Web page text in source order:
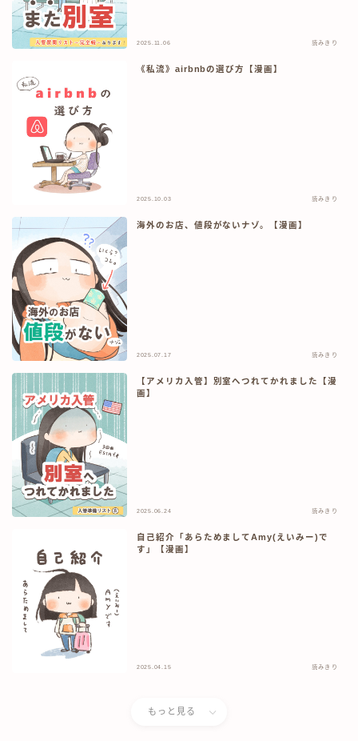
2025.11.06 読みきり
《私流》airbnbの選び方【漫画】
2025.10.03 読みきり
海外のお店、値段がないナゾ。【漫画】
2025.07.17 読みきり
【アメリカ入管】別室へつれてかれました【漫
画】
2025.06.24 読みきり
自己紹介「あらためましてAmy(えいみー)で
す」【漫画】
2025.04.15 読みきり
もっと見る